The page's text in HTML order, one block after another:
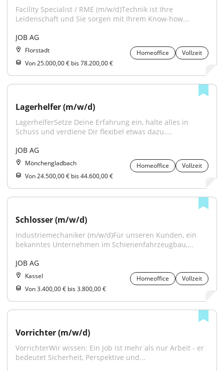
Facility Specialist / RME (m/w/d)Technik ist Ihre
Leidenschaft und Sie sorgen mit Ihrem Know-how...
JOB AG
Florstadt Homeoffice
Vollzeit
Von 25.000,00 € bis 78.200,00 €
Lagerhelfer (m/w/d)
LagerhelferSetze Deine Erfahrung ein, halte alles in
Schuss und verdiene Dir flexibel etwas dazu....
JOB AG
Mönchengladbach Homeoffice
Vollzeit
Von 24.500,00 € bis 44.600,00 €
Schlosser (m/w/d)
Industriemechaniker (m/w/d)Für unseren Kunden, ein
bekanntes Unternehmen im Schienenfahrzeugbau,...
JOB AG
Kassel Homeoffice
Vollzeit
Von 3.400,00 € bis 3.800,00 €
Vorrichter (m/w/d)
VorrichterWir wissen: Ein Job ist mehr als nur Arbeit - er
bedeutet Sicherheit, Perspektive und...